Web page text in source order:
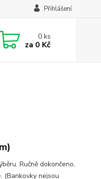
Přihlášení
0ks
za 0 Kč
Ručně dokončeno,
(Bankovky nejsou